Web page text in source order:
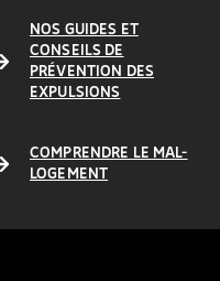
NOS GUIDES ET
CONSEILS DE
PRÉVENTION DES
EXPULSIONS
COMPRENDRE LE MAL-
LOGEMENT